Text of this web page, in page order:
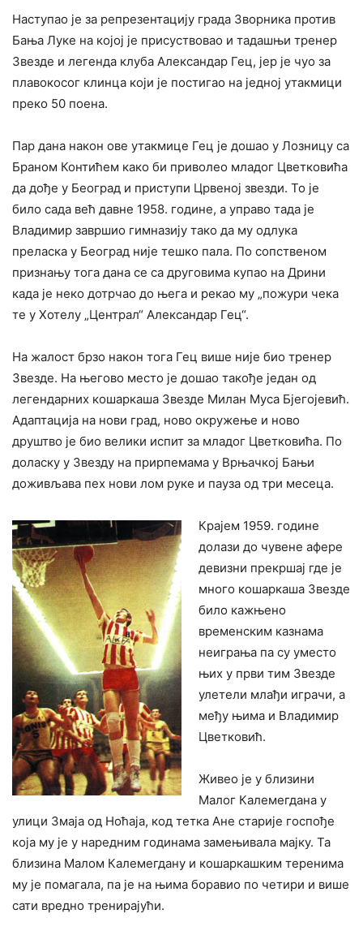
Наступао је за репрезентацију града Зворника против
Бања Луке на којој је присуствовао и тадашњи тренер
Звезде и легенда клуба Александар Гец, јер је чуо за
плавокосог клинца који је постигао на једној утакмици
преко 50 поена.
Пар дана након ове утакмице Гец је дошао у Лозницу са
Браном Контићем како би приволео младог Цветковића
да дође у Београд и приступи Црвеној звезди. То је
било сада већ давне 1958. године, а управо тада је
Владимир завршио гимназију тако да му одлука
преласка у Београд није тешко пала. По сопственом
признању тога дана се са друговима купао на Дрини
када је неко дотрчао до њега и рекао му „пожури чека
те у Хотелу „Централ“ Александар Гец“.
На жалост брзо након тога Гец више није био тренер
Звезде. На његово место је дошао такође један од
легендарних кошаркаша Звезде Милан Муса Бјегојевић.
Адаптација на нови град, ново окружење и ново
друштво је био велики испит за младог Цветковића. По
доласку у Звезду на прирпемама у Врњачкој Бањи
доживљава пех нови лом руке и пауза од три месеца.
Крајем 1959. године
долази до чувене афере
девизни прекршај где је
много кошаркаша Звезде
било кажњено
временским казнама
неиграња па су уместо
њих у први тим Звезде
улетели млађи играчи, а
међу њима и Владимир
Цветковић.
Живео је у близини
Малог Калемегдана у
улици Змаја од Ноћаја, код тетка Ане старије госпође
која му је у наредним годинама замењивала мајку. Та
близина Малом Калемегдану и кошаркашким теренима
му је помагала, па је на њима боравио по четири и више
сати вредно тренирајући.